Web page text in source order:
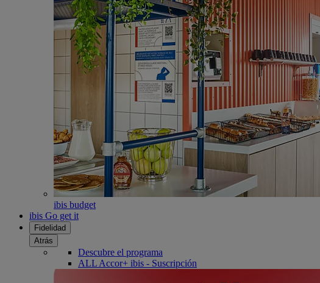
ibis budget
ibis Go get it
Fidelidad
Atrás
Descubre el programa
ALL Accor+ ibis - Suscripción